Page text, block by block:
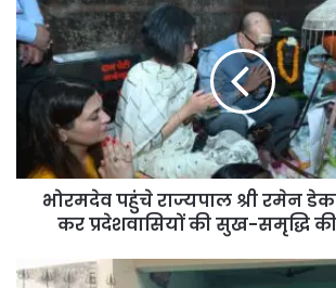
भोरमदेव पहुंचे राज्यपाल श्री रमेन
कर प्रदेशवासियों की सुख-समृद्धि